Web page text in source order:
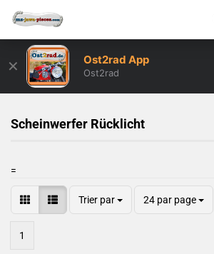
✕ Ost2rad App
Ost2rad
Scheinwerfer Rücklicht
=
Trier par 24 par page
1